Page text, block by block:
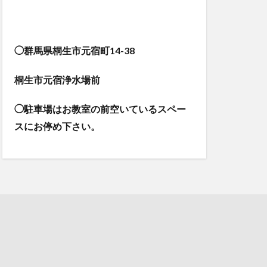
◯群馬県桐生市元宿町14-38
桐生市元宿浄水場前
◯駐車場はお教室の前空いているスペー
スにお停め下さい。